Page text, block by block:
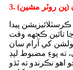
(پن روٽر مشين)
پيدا
تائين ڪجهه وقت
کي آرام سان
پوءِ مضبوط لپڊ
نڪرندو ته ٿڌو